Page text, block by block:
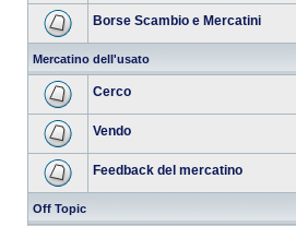
Borse Scambio e Mercatini
Mercatino dell'usato
Cerco
Vendo
Feedback del mercatino
Off Topic